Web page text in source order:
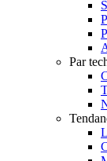
Par